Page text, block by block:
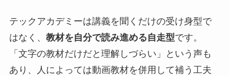
テックアカデミーは講義を聞くだけの受け身型で
はなく、 教材を自分で読み進める自走型です。
「文字の教材だけだと理解しづらい」という声も
あり、人によっては動画教材を併用して補う工夫